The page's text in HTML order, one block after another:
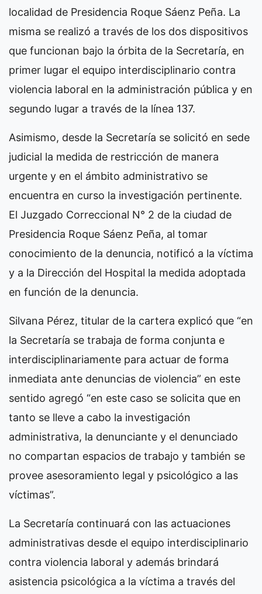
localidad de Presidencia Roque Sáenz Peña. La
misma se realizó a través de los dos dispositivos
que funcionan bajo la órbita de la Secretaría, en
primer lugar el equipo interdisciplinario contra
violencia laboral en la administración pública y en
segundo lugar a través de la línea 137.
Asimismo, desde la Secretaría se solicitó en sede
judicial la medida de restricción de manera
urgente y en el ámbito administrativo se
encuentra en curso la investigación pertinente.
El Juzgado Correccional N° 2 de la ciudad de
Presidencia Roque Sáenz Peña, al tomar
conocimiento de la denuncia, notificó a la víctima
y a la Dirección del Hospital la medida adoptada
en función de la denuncia.
Silvana Pérez, titular de la cartera explicó que “en
la Secretaría se trabaja de forma conjunta e
interdisciplinariamente para actuar de forma
inmediata ante denuncias de violencia” en este
sentido agregó “en este caso se solicita que en
tanto se lleve a cabo la investigación
administrativa, la denunciante y el denunciado
no compartan espacios de trabajo y también se
provee asesoramiento legal y psicológico a las
víctimas”.
La Secretaría continuará con las actuaciones
administrativas desde el equipo interdisciplinario
contra violencia laboral y además brindará
asistencia psicológica a la víctima a través del